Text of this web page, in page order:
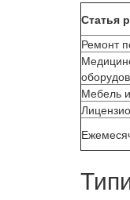
Статья
Ремонт
Мебель